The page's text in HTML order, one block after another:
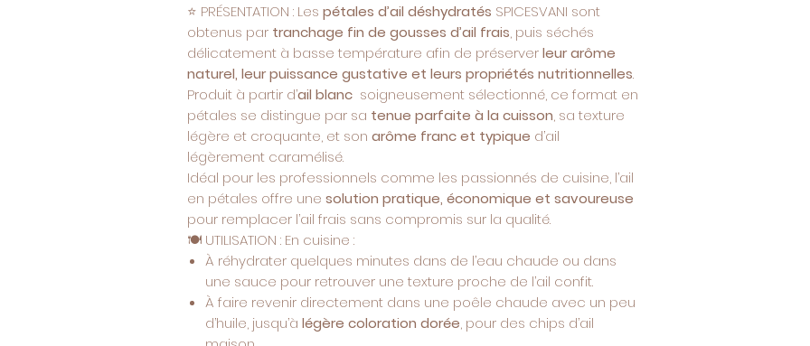
⭐ PRÉSENTATION : Les pétales d’ail déshydratés SPICESVANI sont
obtenus par tranchage fin de gousses d’ail frais, puis séchés
délicatement à basse température afin de préserverleur arôme
naturel, leur puissance gustative et leurs propriétés nutritionnelles.
Produit à partir d’ail blanc soigneusement sélectionné, ce format en
pétales se distingue par sa tenue parfaite à la cuisson, sa texture
légère et croquante, et son arôme franc et typique d’ail
légèrement caramélisé.
Idéal pour les professionnels comme les passionnés de cuisine, l’ail
en pétales offre une solution pratique, économique et savoureuse
pour remplacer l’ail frais sans compromis sur la qualité.
🍽️ UTILISATION : En cuisine :
À réhydrater quelques minutes dans de l’eau chaude ou dans
une sauce pour retrouver une texture proche de l’ail confit.
À faire revenir directement dans une poêle chaude avec un peu
d’huile, jusqu’à légère coloration dorée, pour des chips d’ail